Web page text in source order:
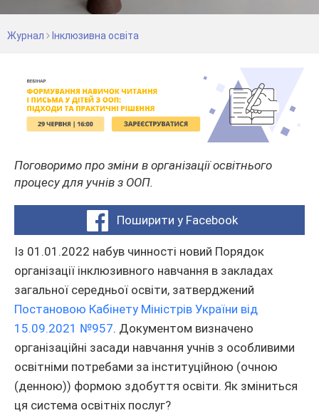
Журнал Інклюзивна освіта
Поговоримо про зміни в організації освітнього
процесу для учнів з ООП.
Поширити у Facebook
Із 01.01.2022 набув чинності новий Порядок
організації інклюзивного навчання в закладах
загальної середньої освіти, затверджений
Постановою Кабінету Міністрів України від
15.09.2021 №957. Документом визначено
організаційні засади навчання учнів з особливими
освітніми потребами за інституційною (очною
(денною)) формою здобуття освіти. Як зміниться
ця система освітніх послуг?